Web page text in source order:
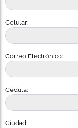
Celular:
Correo Electrónico:
Cédula:
Ciudad: